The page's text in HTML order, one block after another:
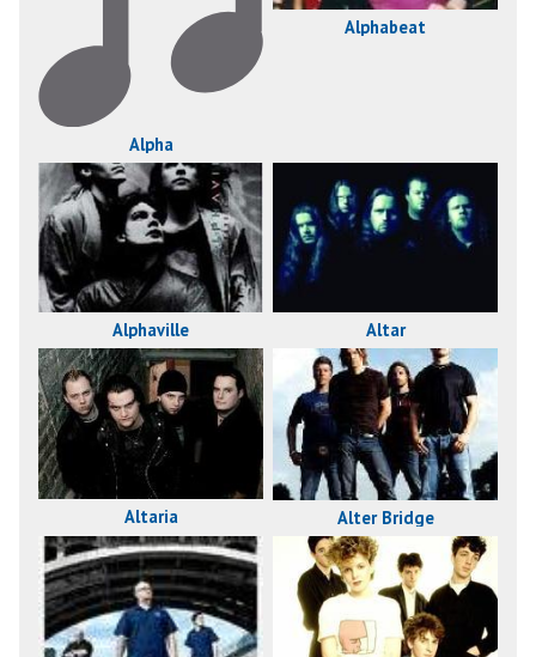
Alpha
Alphabeat
Alphaville Altar
Altaria Alter Bridge